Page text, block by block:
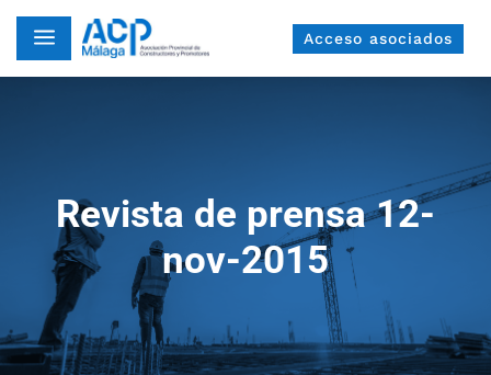
a Acceso asociados
Revista de prensa 12-
nov-2015